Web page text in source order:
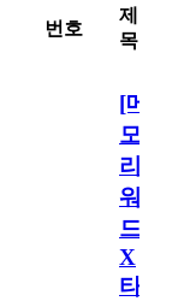
번호
제
목
[메
모
리
워
드
X
타